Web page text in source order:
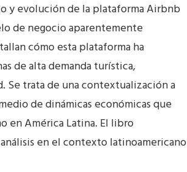
y evolución de la plataforma Airbnb
de negocio aparentemente
cómo esta plataforma ha
de alta demanda turística,
Se trata de una contextualización a
de dinámicas económicas que
en América Latina. El libro
en el contexto latinoamericano